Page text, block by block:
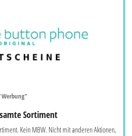
Sortiment
Kein MBW. Nicht mit anderen Aktionen,